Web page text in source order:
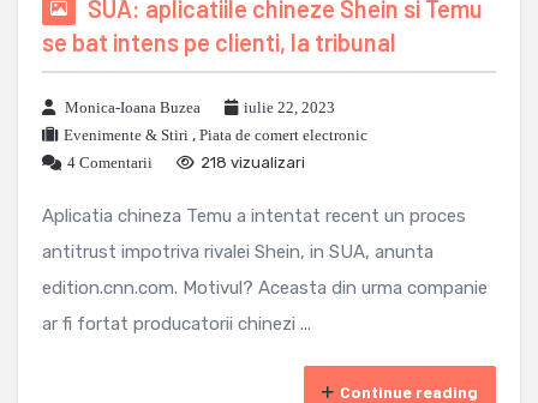
SUA: aplicatiile chineze Shein si Temu
se bat intens pe clienti, la tribunal
Monica-Ioana Buzea
iulie 22, 2023
Evenimente & Stiri , Piata de comert electronic
4 Comentarii
218 vizualizari
Aplicatia chineza Temu a intentat recent un proces
antitrust impotriva rivalei Shein, in SUA, anunta
edition.cnn.com. Motivul? Aceasta din urma companie
ar fi fortat producatorii chinezi ...
Continue reading